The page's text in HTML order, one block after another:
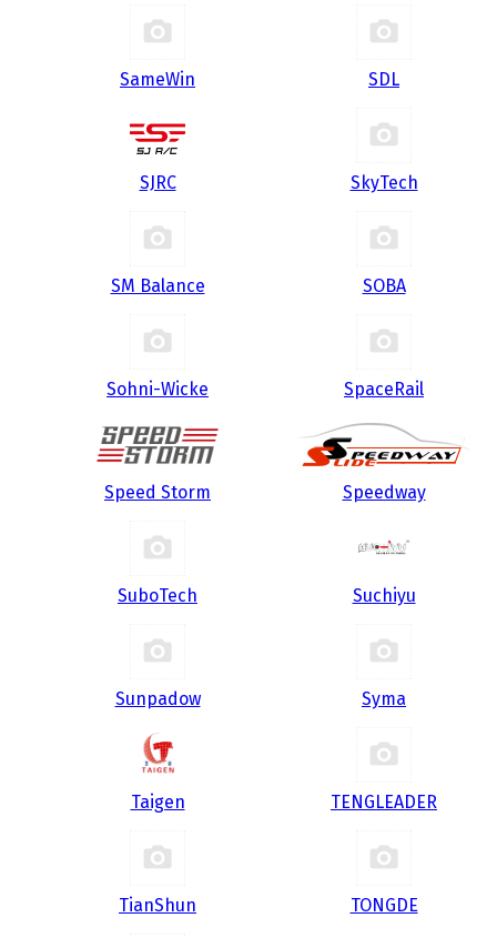
SameWin SDL
SJRC SkyTech
SM Balance SOBA
Sohni-Wicke SpaceRail
Speed Storm Speedway
SuboTech Suchiyu
Sunpadow Syma
Taigen TENGLEADER
TianShun TONGDE